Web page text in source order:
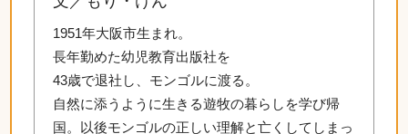
1951年大阪市生まれ。
長年勤めた幼児教育出版社を
43歳で退社し、モンゴルに渡る。
自然に添うように生きる遊牧の暮らしを学び帰
国。以後モンゴルの正しい理解と亡くしてしまっ